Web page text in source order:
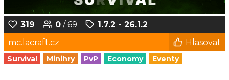
319 0 / 69
1.7.2 - 26.1.2
mc.lacraft.cz
Hlasovat
Survival Minihry PvP Economy Eventy